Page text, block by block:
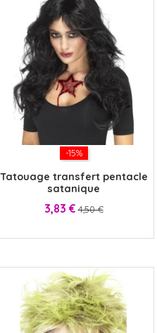
-15%
Tatouage transfert pentacle
satanique
Prix
3,83 € Prix
4,50 €